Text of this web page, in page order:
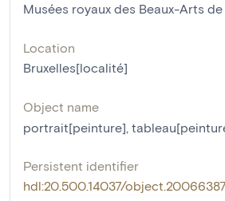
Musées royaux des Beaux-Arts
Location
Bruxelles[localité]
Object name
portrait[peinture],
Persistent identifier
hdl:20.500.14037/object.20066387